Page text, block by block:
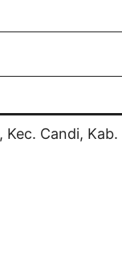
Candi, Kab.